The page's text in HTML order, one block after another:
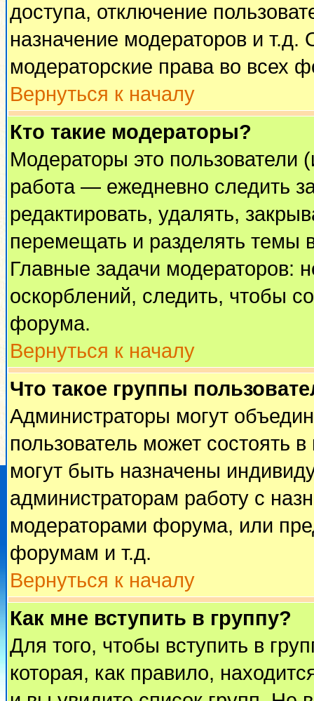
доступа, отключение
назначение модераторов и
модераторские права во всех
Вернуться к началу
Кто такие модераторы?
Модераторы это пользователи
работа — ежедневно следить
редактировать, удалять,
перемещать и разделять темы
Главные задачи модераторов:
оскорблений, следить, чтобы
форума.
Вернуться к началу
Что такое группы
Администраторы могут
пользователь может состоять
могут быть назначены
администраторам работу с
модераторами форума, или
форумам и т.д.
Вернуться к началу
Как мне вступить в группу?
Для того, чтобы вступить в
которая, как правило,